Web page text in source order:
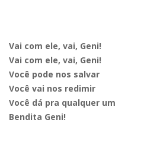
Vai com ele, vai, Geni!
Vai com ele, vai, Geni!
Você pode nos salvar
Você vai nos redimir
Você dá pra qualquer um
Bendita Geni!